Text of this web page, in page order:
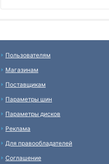
Пользователям
Магазинам
Поставщикам
Параметры шин
Параметры дисков
Реклама
Для правообладателей
Соглашение